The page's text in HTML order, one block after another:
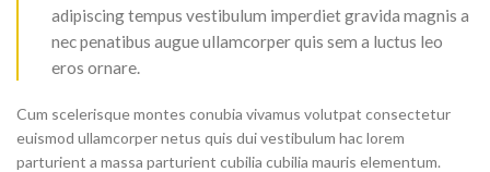
adipiscing tempus vestibulum imperdiet gravida magnis a
nec penatibus augue ullamcorper quis sem a luctus leo
eros ornare.
Cum scelerisque montes conubia vivamus volutpat consectetur
euismod ullamcorper netus quis dui vestibulum hac lorem
parturient a massa parturient cubilia cubilia mauris elementum.